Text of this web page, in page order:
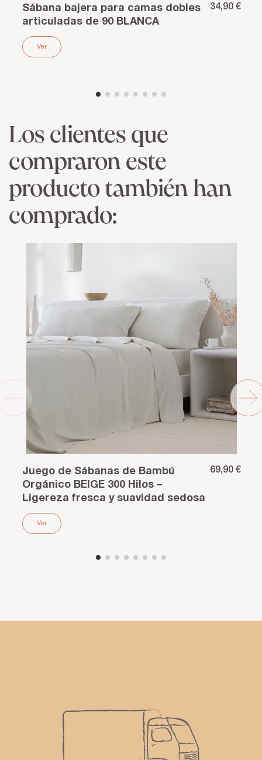
Sábana bajera para camas dobles
articuladas de 90 BLANCA
34,90 €
Ver
Los clientes que
compraron este
producto también han
comprado:
Juego de Sábanas de Bambú
Orgánico BEIGE 300 Hilos –
Ligereza fresca y suavidad sedosa
69,90 €
Ver